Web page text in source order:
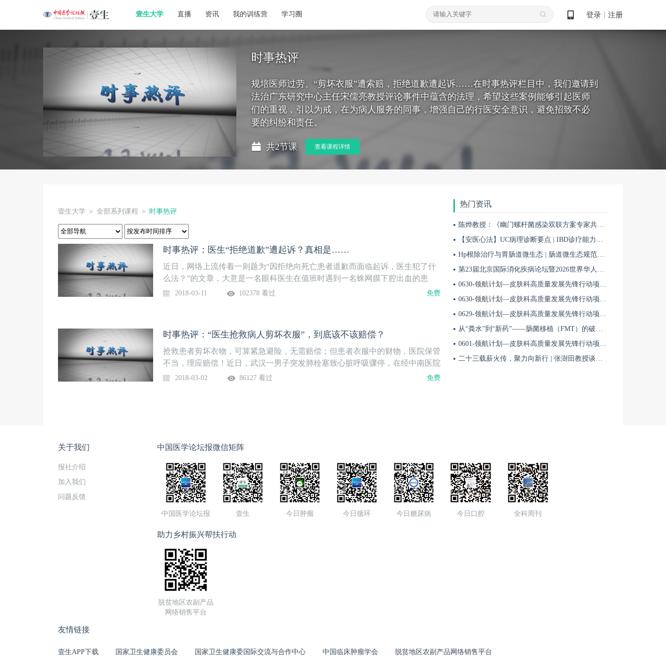
壹生大学 直播 资讯 我的训练营 学习圈 登录 注册
时事热评
规培医师过劳、“剪坏衣服”遭索赔，拒绝道歉遭起诉……在时事热评栏目中，我们邀请到
法治广东研究中心主任宋儒亮教授评论事件中蕴含的法理，希望这些案例能够引起医师
们的重视，引以为戒，在为病人服务的同事，增强自己的行医安全意识，避免招致不必
要的纠纷和责任。
共2节课 查看课程详情
壹生大学 ＞ 全部系列课程 ＞ 时事热评
时事热评：医生“拒绝道歉”遭起诉？真相是……
近日，网络上流传着一则题为“因拒绝向死亡患者道歉而面临起诉，医生犯了什
么法？”的文章，大意是一名眼科医生在值班时遇到一名蛛网膜下腔出血的患
者，医生紧急联系了相关科室进行会诊，并将患者安置在病床上休息。同时告知
医学论坛报》·壹生大学邀请了广东省医学会医事法学分会、法治广东研究中心
主任宋儒亮教授与大家一同从“知情同意”角度入手，谈一谈这场看似“奇葩”的案
例中，蕴含着的法理……
2018-03-11 102378 看过 免费
时事热评：“医生抢救病人剪坏衣服”，到底该不该赔偿？
抢救患者剪坏衣物，可算紧急避险，无需赔偿；但患者衣服中的财物，医院保管
不当，理应赔偿！近日，武汉一男子突发肺栓塞致心脏呼吸骤停，在经中南医院
急救医生全力抢救后，终于转危为安。可是事后患者的父亲找到院方，称医生抢
有现金500元，银行卡，身份证等物件。医院将衣物丢弃导致这些随身携带的钱
患者衣物，但事后的采访表明，患者对剪坏衣物进行抢救是完全理解的，他们只
是要求医院将剪坏的衣物归还给他们，因为里面有其他物品。尽管剪坏患者衣
服，损害了其财产权。然而却使得患者更大的生命权得以保护，所以医生的该行
边，并未注意其中是否有财物；抢救结束后，也没有把衣服归还给家属，而是当
作垃圾扔掉了。那么，这样的做法就需要赔偿了。因为根据医院制度，衣服必须
先由医护人员清理，将衣服内夹带的财物拿出来交给家属，才能将破损衣物丢
弃。可见院方在保管衣物时存在一定的过错，未尽到安全保障义务，理应赔偿患
者的这部分损失。
2018-03-02 86127 看过 免费
热门资讯
陈烨教授：《幽门螺杆菌感染双联方案专家共识（2026）》解读 | BIDDF2026
【安医心法】UC病理诊断要点 | IBD诊疗能力系统提升5
Hp根除治疗与胃肠道微生态 | 肠道微生态规范化诊疗4
第23届北京国际消化疾病论坛暨2026世界华人消化医师年会盛大开幕
0630-领航计划—皮肤科高质量发展先锋行动项目第六季第65期
0630-领航计划—皮肤科高质量发展先锋行动项目第六季第64期
0629-领航计划—皮肤科高质量发展先锋行动项目第六季第63期
从“粪水”到“新药”——肠菌移植（FMT）的破局与临床应用全景 | 肠道微生态规范化诊疗1
0601-领航计划—皮肤科高质量发展先锋行动项目第六季第42期
二十三载薪火传，聚力向新行 | 张澍田教授谈中国消化医学的传承与突破
关于我们
报社介绍
加入我们
问题反馈
中国医学论坛报微信矩阵
中国医学论坛报 壹生 今日肿瘤 今日循环 今日糖尿病 今日口腔 全科周刊
助力乡村振兴帮扶行动
脱贫地区农副产品
网络销售平台
友情链接
壹生APP下载 国家卫生健康委员会 国家卫生健康委国际交流与合作中心 中国临床肿瘤学会 脱贫地区农副产品网络销售平台